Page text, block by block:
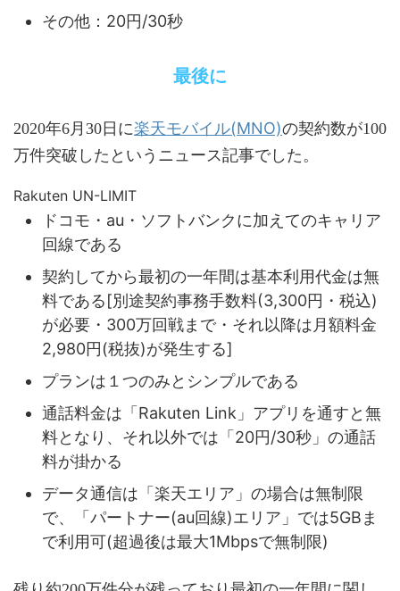
その他：20円/30秒
最後に
2020年6月30日に楽天モバイル(MNO)の契約数が100
万件突破したというニュース記事でした。
Rakuten UN-LIMIT
ドコモ・au・ソフトバンクに加えてのキャリア
回線である
契約してから最初の一年間は基本利用代金は無
料である[別途契約事務手数料(3,300円・税込)
が必要・300万回戦まで・それ以降は月額料金
2,980円(税抜)が発生する]
プランは１つのみとシンプルである
通話料金は「Rakuten Link」アプリを通すと無
料となり、それ以外では「20円/30秒」の通話
料が掛かる
データ通信は「楽天エリア」の場合は無制限
で、「パートナー(au回線)エリア」では5GBま
で利用可(超過後は最大1Mbpsで無制限)